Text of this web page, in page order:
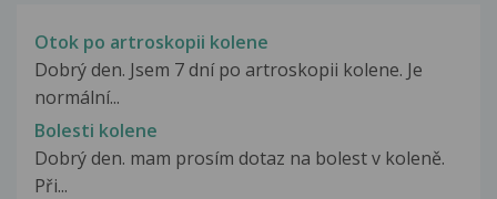
Otok po artroskopii kolene
Dobrý den. Jsem 7 dní po artroskopii kolene. Je
normální...
Bolesti kolene
Dobrý den. mam prosím dotaz na bolest v koleně.
Při...